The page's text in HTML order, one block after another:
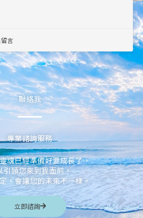
言
聯絡我
專業諮詢服務
魂已經準備好要成長了，
引領您來到我面前，
，會讓您的未來不一樣。
立即諮詢